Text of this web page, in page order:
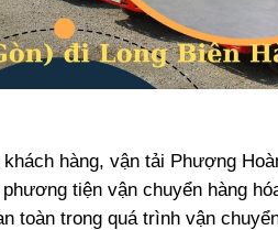
hàng, vận tải Phượng
tiện vận chuyển hàng
toàn trong quá trình vận